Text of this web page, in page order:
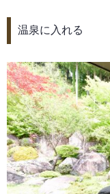
温泉に入れる